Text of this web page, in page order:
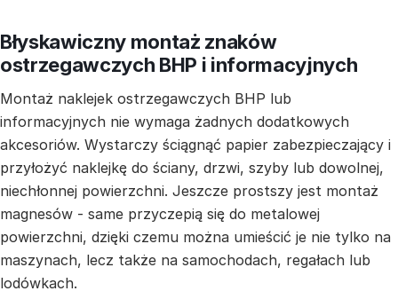
Błyskawiczny montaż znaków
ostrzegawczych BHP i informacyjnych
Montaż naklejek ostrzegawczych BHP lub
informacyjnych nie wymaga żadnych dodatkowych
akcesoriów. Wystarczy ściągnąć papier zabezpieczający i
przyłożyć naklejkę do ściany, drzwi, szyby lub dowolnej,
niechłonnej powierzchni. Jeszcze prostszy jest montaż
magnesów - same przyczepią się do metalowej
powierzchni, dzięki czemu można umieścić je nie tylko na
maszynach, lecz także na samochodach, regałach lub
lodówkach.